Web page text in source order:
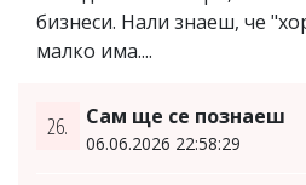
бизнеси. Нали знаеш, че
малко има....
26. Сам ще се познаеш
06.06.2026 22:58:29